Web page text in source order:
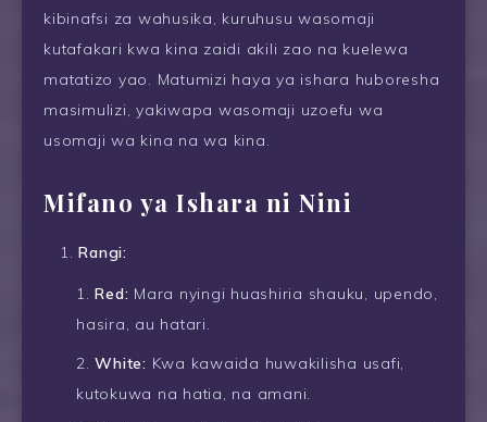
kibinafsi za wahusika, kuruhusu wasomaji
kutafakari kwa kina zaidi akili zao na kuelewa
matatizo yao. Matumizi haya ya ishara huboresha
masimulizi, yakiwapa wasomaji uzoefu wa
usomaji wa kina na wa kina.
Mifano ya Ishara ni Nini
Rangi:
Red: Mara nyingi huashiria shauku, upendo,
hasira, au hatari.
White: Kwa kawaida huwakilisha usafi,
kutokuwa na hatia, na amani.